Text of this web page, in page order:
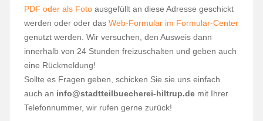
PDF oder als Foto ausgefüllt an diese Adresse geschickt
werden oder oder das Web-Formular im Formular-Center
genutzt werden. Wir versuchen, den Ausweis dann
innerhalb von 24 Stunden freizuschalten und geben auch
eine Rückmeldung!
Sollte es Fragen geben, schicken Sie sie uns einfach
auch an info@stadtteilbuecherei-hiltrup.de mit Ihrer
Telefonnummer, wir rufen gerne zurück!